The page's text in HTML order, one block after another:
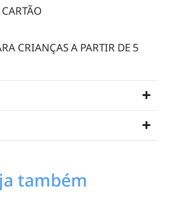
CRIANÇAS A PARTIR DE 5
também